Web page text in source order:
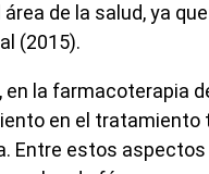
de la salud, ya
(2015).
la farmacoterapia
en el
Entre estos